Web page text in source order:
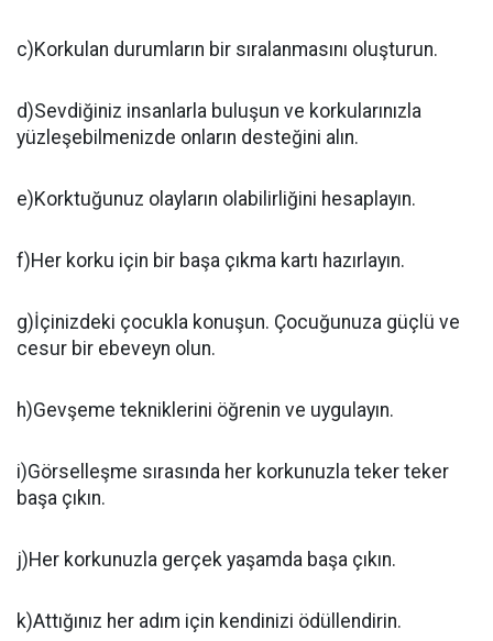
c)Korkulan durumların bir sıralanmasını oluşturun.
d)Sevdiğiniz insanlarla buluşun ve korkularınızla
yüzleşebilmenizde onların desteğini alın.
e)Korktuğunuz olayların olabilirliğini hesaplayın.
f)Her korku için bir başa çıkma kartı hazırlayın.
g)İçinizdeki çocukla konuşun. Çocuğunuza güçlü ve
cesur bir ebeveyn olun.
h)Gevşeme tekniklerini öğrenin ve uygulayın.
i)Görselleşme sırasında her korkunuzla teker teker
başa çıkın.
j)Her korkunuzla gerçek yaşamda başa çıkın.
k)Attığınız her adım için kendinizi ödüllendirin.